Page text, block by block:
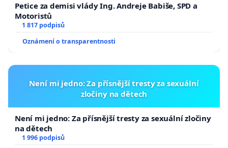
Petice za demisi vlády Ing. Andreje Babiše, SPD a
Motoristů
1 817 podpisů
Oznámení o transparentnosti
Není mi jedno: Za přísnější tresty za sexuální
zločiny na dětech
Není mi jedno: Za přísnější tresty za sexuální zločiny
na dětech
1 996 podpisů